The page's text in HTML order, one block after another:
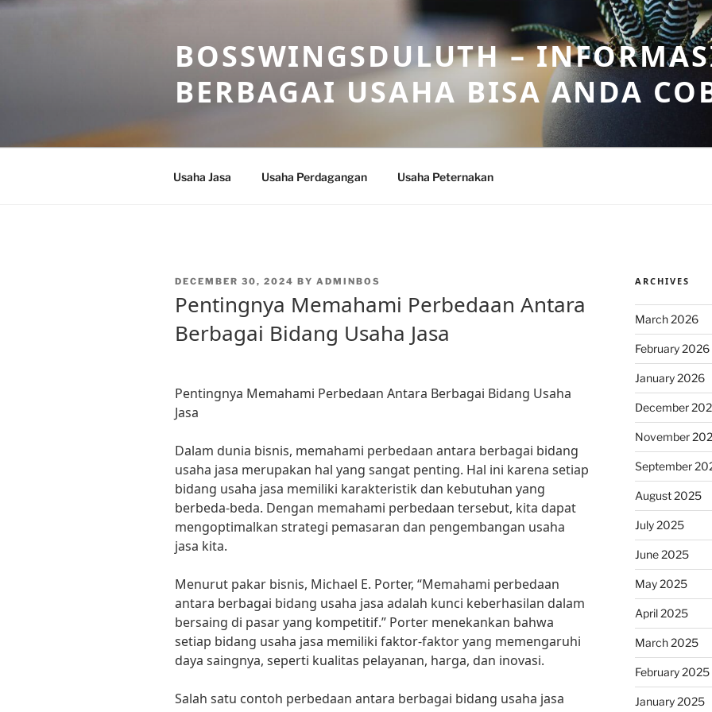
Skip
BOSSWINGSDULUTH –
BERBAGAI USAHA BISA ANDA
Usaha Jasa Usaha Perdagangan Usaha Peternakan
POSTED
DECEMBER 30, 2024 BY ADMINBOS
Pentingnya Memahami Perbedaan Antara
Berbagai Bidang Usaha Jasa
Pentingnya Memahami Perbedaan Antara Berbagai Bidang Usaha
Jasa
Dalam dunia bisnis, memahami perbedaan antara berbagai bidang
usaha jasa merupakan hal yang sangat penting. Hal ini karena setiap
bidang usaha jasa memiliki karakteristik dan kebutuhan yang
berbeda-beda. Dengan memahami perbedaan tersebut, kita dapat
mengoptimalkan strategi pemasaran dan pengembangan usaha
jasa kita.
Menurut pakar bisnis, Michael E. Porter, “Memahami perbedaan
antara berbagai bidang usaha jasa adalah kunci keberhasilan dalam
bersaing di pasar yang kompetitif.” Porter menekankan bahwa
setiap bidang usaha jasa memiliki faktor-faktor yang memengaruhi
daya saingnya, seperti kualitas pelayanan, harga, dan inovasi.
Salah satu contoh perbedaan antara berbagai bidang usaha jasa
ARCHIVES
March 2026
February 2026
January 2026
December
November
September
August 2025
July 2025
June 2025
May 2025
April 2025
March 2025
February 2025
January 2025